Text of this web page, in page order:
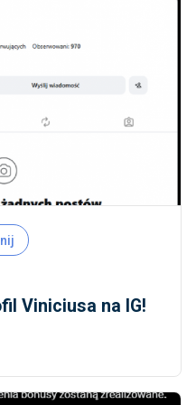
Viniciusa na IG!